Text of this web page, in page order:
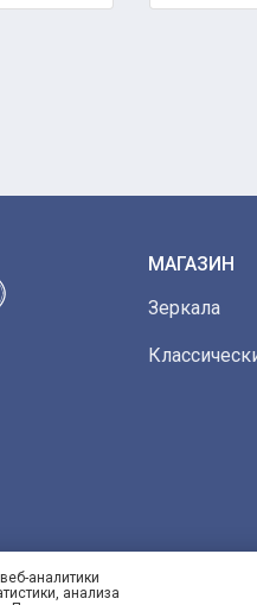
аналитики
анализа
МАГАЗИН
Зеркала